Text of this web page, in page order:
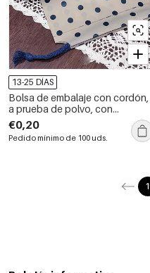
13-25 DÍAS
Bolsa de embalaje con cordón,
a prueba de polvo, con
estampado de lunares mate,
romántica y bonita.
€0,20
Pedido mínimo de 100 uds.
1